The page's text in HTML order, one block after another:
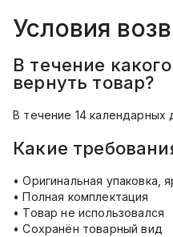
Условия
В течение
вернуть товар?
В течение 14 календарных
Какие
• Оригинальная упаковка,
• Полная комплектация
• Товар не использовался
• Сохранён товарный вид